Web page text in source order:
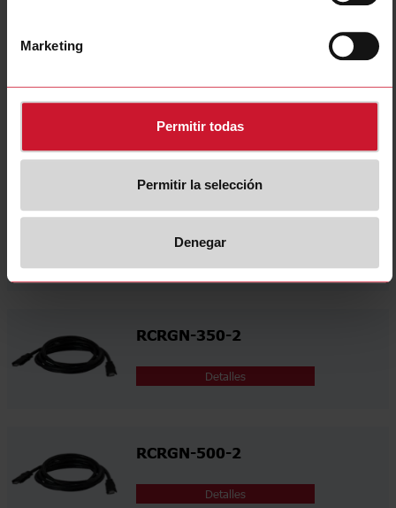
Marketing
Permitir todas
Permitir la selección
Denegar
Accesorios relacionados
RCRGN-010-2
RCRGN-075-2
RCRGN-350-2
Detalles
RCRGN-500-2
Detalles